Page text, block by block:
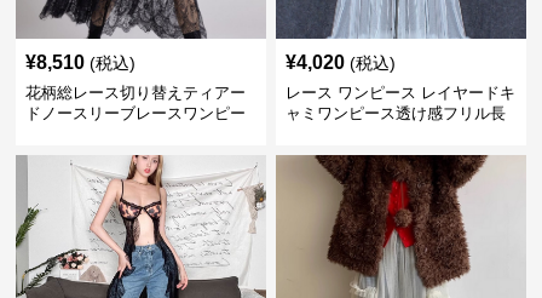
¥8,510 (税込)
花柄総レース切り替えティアー
ドノースリーブレースワンピー
¥4,020 (税込)
レース ワンピース レイヤードキ
ャミワンピース透け感フリル長